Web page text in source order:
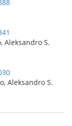
Aleksandro S.
Aleksandro S.